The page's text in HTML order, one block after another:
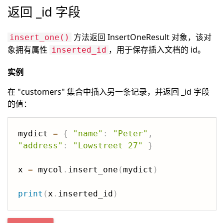
返回 _id 字段
insert_one()
方法返回 InsertOneResult 对象，该对
象拥有属性 inserted_id ，用于保存插入文档的 id。
实例
在 "customers" 集合中插入另一条记录，并返回 _id 字段
的值：
mydict = { "name" : "Peter" ,
"address" : "Lowstreet 27" }
x = mycol . insert_one (mydict )
print (x . inserted_id )